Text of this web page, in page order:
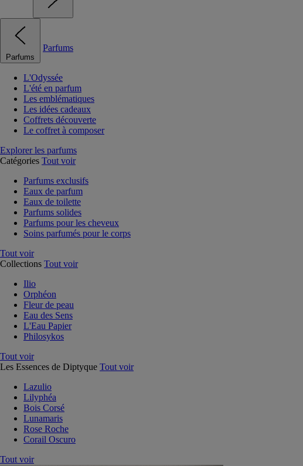
Parfums
Parfums
L'Odyssée
L'été en parfum
Les emblématiques
Les idées cadeaux
Coffrets découverte
Le coffret à composer
Explorer les parfums
Catégories Tout voir
Parfums exclusifs
Eaux de parfum
Eaux de toilette
Parfums solides
Parfums pour les cheveux
Soins parfumés pour le corps
Tout voir
Collections Tout voir
Ilio
Orphéon
Fleur de peau
Eau des Sens
L'Eau Papier
Philosykos
Tout voir
Les Essences de Diptyque Tout voir
Lazulio
Lilyphéa
Bois Corsé
Lunamaris
Rose Roche
Corail Oscuro
Tout voir